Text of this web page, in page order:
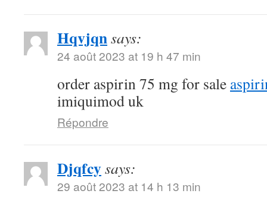
Hqvjqnsays:
24 août 2023 at 19 h 47 min
order aspirin 75 mg for sale
imiquimod uk
Répondre
Djqfcysays:
29 août 2023 at 14 h 13 min